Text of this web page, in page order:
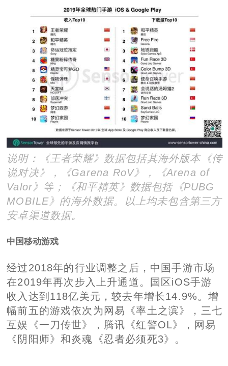
说明：
《王者荣耀》数据包括其海外版本《传
说对决》，《Garena RoV》，《Arena of
Valor》等；
《和平精英》数据包括《PUBG
MOBILE》的海外数据。
以上均未包含第三方
安卓渠道数据。
中国移动游戏
经过2018年的行业调整之后，中国手游市场
在2019年再次步入上升通道。国区iOS手游
收入达到118亿美元，较去年增长14.9%。增
幅前五的游戏依次为网易《率土之滨》，三七
互娱《一刀传世》，腾讯《红警OL》，网易
《阴阳师》和炎魂《忍者必须死3》。